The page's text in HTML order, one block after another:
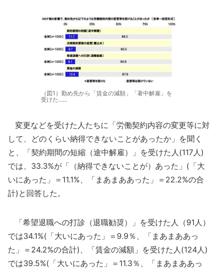
（図1）勤め先から「賃金の減額」「著中解雇」を
受けた......
変更などを受けた人たちに「労働契約内容の変更等に対
して、どのくらい納得できないことがあったか」を聞く
と、「契約期間の短縮（途中解雇）」を受けた人(117人)
では、33.3%が「（納得できないことが）あった」(「大
いにあった」＝11.1%、「まあまああった」＝22.2%の合
計)と回答した。
「希望退職への打診（退職勧奨）」を受けた人（91人）
では34.1%(「大いにあった」＝9.9％、「まあまああっ
た」＝24.2%の合計)、「賃金の減額」を受けた人(124人)
では39.5%(「大いにあった」＝11.3％、「まあまああっ